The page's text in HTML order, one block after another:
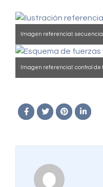
Imagen referencial:
provisionalización.
Imagen referencial: control de